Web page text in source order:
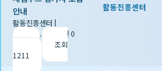
안내
활동진흥센터 |
2026.04.09
추천 0
조회
1211
활동진흥센터